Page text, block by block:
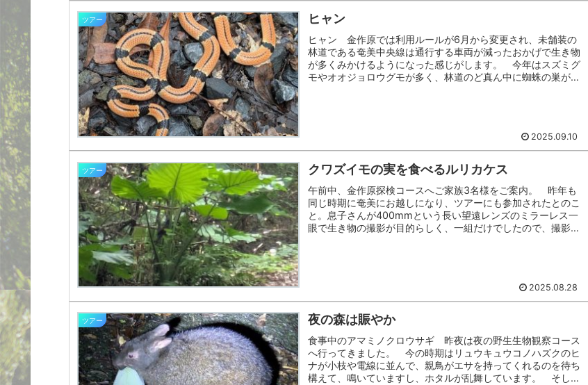
ツアー ヒャン
ヒャン 金作原では利用ルールが6月から変更され、未舗装の
林道である奄美中央線は通行する車両が減ったおかげで生き物
が多くみかけるようになった感じがします。 今年はスズミグ
モやオオジョロウグモが多く、林道のど真ん中に蜘蛛の巣があ
2025.09.10
ツアー クワズイモの実を食べるルリカケス
午前中、金作原探検コースへご家族3名様をご案内。 昨年も
同じ時期に奄美にお越しになり、ツアーにも参加されたとのこ
と。息子さんが400mmという長い望遠レンズのミラーレス一
眼で生き物の撮影が目的らしく、一組だけでしたので、撮影を
2025.08.28
ツアー 夜の森は賑やか
食事中のアマミノクロウサギ 昨夜は夜の野生生物観察コース
へ行ってきました。 今の時期はリュウキュウコノハズクのヒ
ナが小枝や電線に並んで、親鳥がエサを持ってくれるのを待ち
構えて、鳴いていますし、ホタルが乱舞しています。 そし